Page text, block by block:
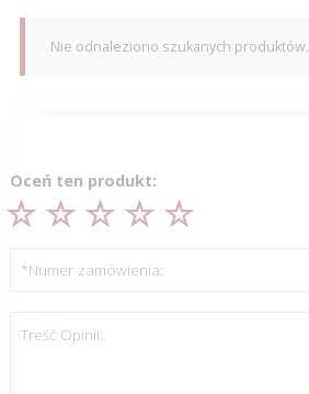
Nie odnaleziono szukanych produktów.
Oceń ten produkt:
*Numer zamówienia:
Treść Opinii: